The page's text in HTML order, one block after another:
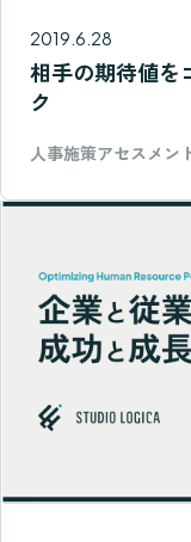
2019.6.28
相手の期待値を
ク
人事施策アセスメン